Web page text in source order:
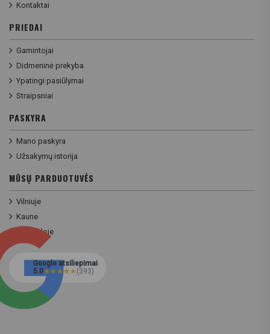
Kontaktai
PRIEDAI
Gamintojai
Didmeninė prekyba
Ypatingi pasiūlymai
Straipsniai
PASKYRA
Mano paskyra
Užsakymų istorija
MŪSŲ PARDUOTUVĖS
Vilniuje
Kaune
Klaipėdoje
Google atsiliepimai
5.0★★★★★(393)